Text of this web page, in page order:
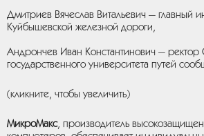
Дмитриев Вячеслав Витальевич — главный
Куйбышевской железной дороги,
Андрончев Иван Константинович — ректор
государственного университета путей
(кликните, чтобы увеличить)
МикроМакс, производитель